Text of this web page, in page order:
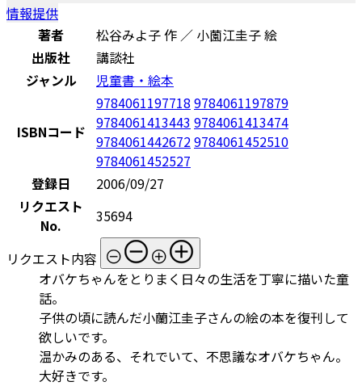
情報提供
著者
松谷みよ子 作 ／ 小薗江圭子 絵
出版社
講談社
ジャンル
児童書・絵本
ISBNコード
9784061197718 9784061197879
9784061413443 9784061413474
97840614426729784061452510
9784061452527
登録日
2006/09/27
リクエスト
No.
35694
リクエスト内容
オバケちゃんをとりまく日々の生活を丁寧に描いた童
話。
子供の頃に読んだ小蘭江圭子さんの絵の本を復刊して
欲しいです。
温かみのある、それでいて、不思議なオバケちゃん。
大好きです。